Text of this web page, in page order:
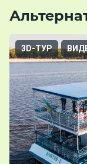
3D-ТУР